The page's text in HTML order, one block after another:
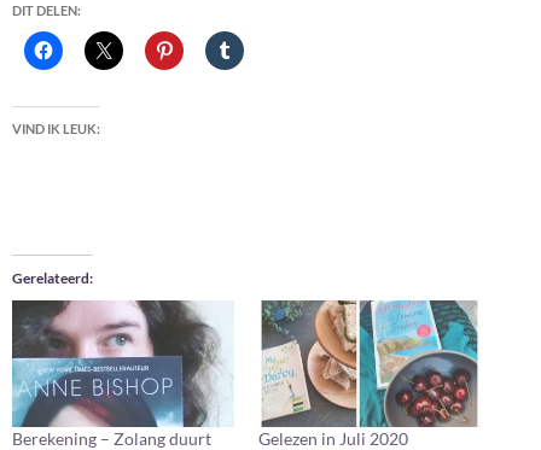
DIT DELEN:
VIND IK LEUK:
Gerelateerd
Berekening – Zolang duurt
Gelezen in Juli 2020